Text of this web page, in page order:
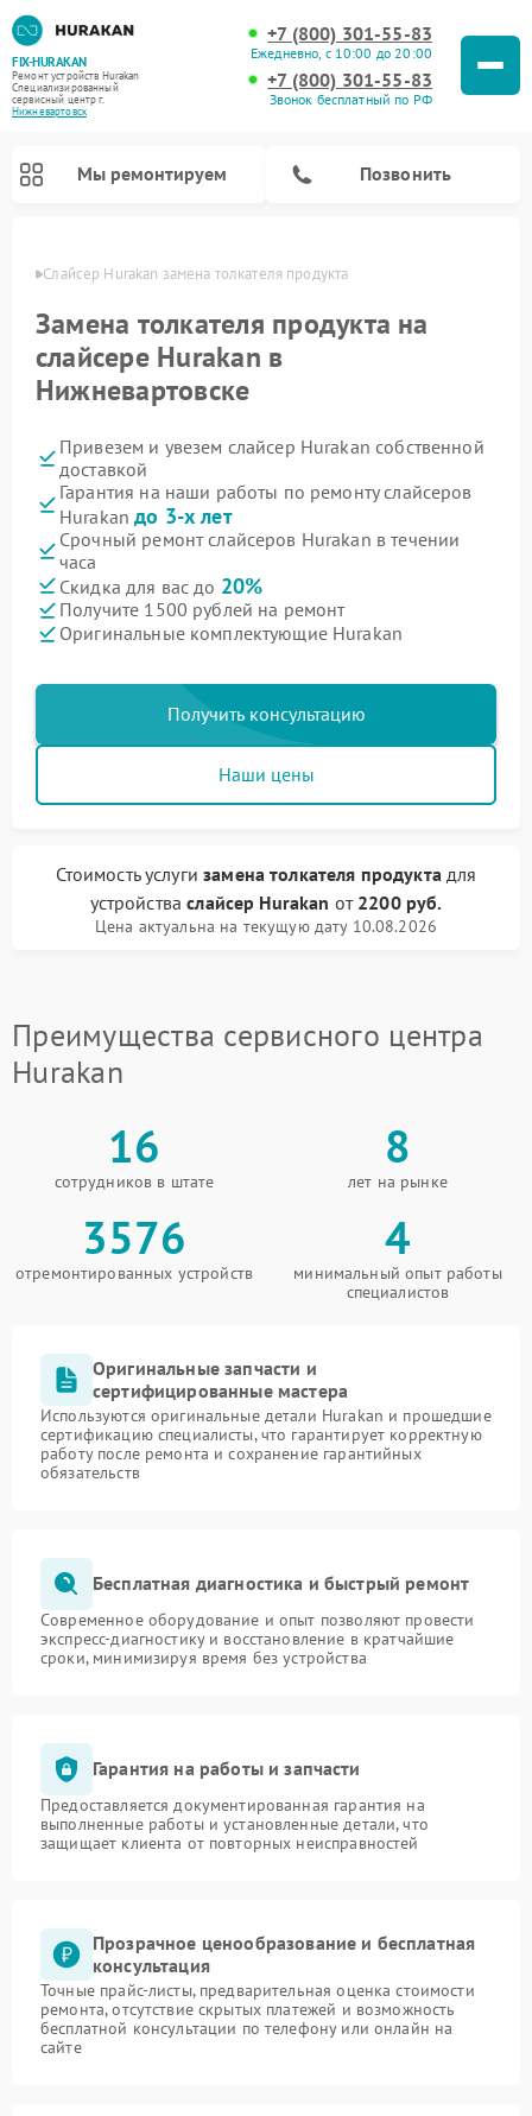
FIX-HURAKAN
Ремонт устройств Hurakan
Специализированный
cервисный центр г.
Нижневартовск
+7 (800) 301-55-83
Ежедневно, с 10:00 до 20:00
+7 (800) 301-55-83
Звонок бесплатный по РФ
Мы ремонтируем Позвонить
Слайсер Hurakan замена толкателя продукта
Замена толкателя продукта на
слайсере Hurakan в
Нижневартовске
Привезем и увезем слайсер Hurakan собственной
доставкой
Гарантия на наши работы по ремонту слайсеров
Hurakanдо 3-х лет
Срочный ремонт слайсеров Hurakan в течении
часа
Скидка для вас до 20%
Получите 1500 рублей на ремонт
Оригинальные комплектующие Hurakan
Получить консультацию
Наши цены
Стоимость услугизамена толкателя продукта для
устройстваслайсер Hurakan от 2200 руб.
Цена актуальна на текущую дату 10.08.2026
Преимущества сервисного центра
Hurakan
16
сотрудников в штате
8
лет на рынке
3576
отремонтированных устройств
4
минимальный опыт работы
специалистов
Оригинальные запчасти и
сертифицированные мастера
Используются оригинальные детали Hurakan и прошедшие
сертификацию специалисты, что гарантирует корректную
работу после ремонта и сохранение гарантийных
обязательств
Бесплатная диагностика и быстрый ремонт
Современное оборудование и опыт позволяют провести
экспресс-диагностику и восстановление в кратчайшие
сроки, минимизируя время без устройства
Гарантия на работы и запчасти
Предоставляется документированная гарантия на
выполненные работы и установленные детали, что
защищает клиента от повторных неисправностей
Прозрачное ценообразование и бесплатная
консультация
Точные прайс-листы, предварительная оценка стоимости
ремонта, отсутствие скрытых платежей и возможность
бесплатной консультации по телефону или онлайн на
сайте